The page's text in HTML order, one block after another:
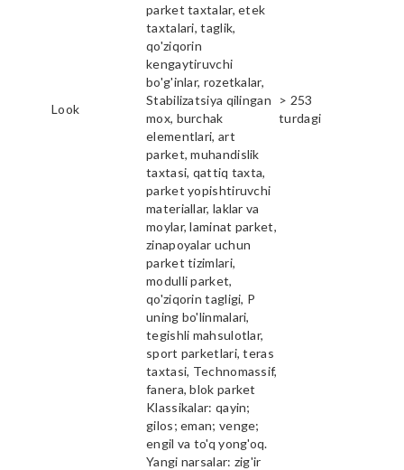
Look
parket taxtalar, etek
taxtalari, taglik,
qo'ziqorin
kengaytiruvchi
bo'g'inlar, rozetkalar,
Stabilizatsiya qilingan
mox, burchak
elementlari, art
parket, muhandislik
taxtasi, qattiq taxta,
parket yopishtiruvchi
materiallar, laklar va
moylar, laminat parket,
zinapoyalar uchun
parket tizimlari,
modulli parket,
qo'ziqorin tagligi, P
uning bo'linmalari,
tegishli mahsulotlar,
sport parketlari, teras
taxtasi, Technomassif,
fanera, blok parket
> 253
turdagi
Klassikalar: qayin;
gilos; eman; venge;
engil va to'q yong'oq.
Yangi narsalar: zig'ir